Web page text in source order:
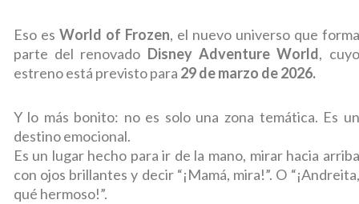
Eso es World of Frozen, el nuevo universo que forma
parte del renovado Disney Adventure World, cuyo
estreno está previsto para 29 de marzo de 2026.
Y lo más bonito: no es solo una zona temática. Es un
destino emocional.
Es un lugar hecho para ir de la mano, mirar hacia arriba
con ojos brillantes y decir “¡Mamá, mira!”. O “¡Andreita,
qué hermoso!”.